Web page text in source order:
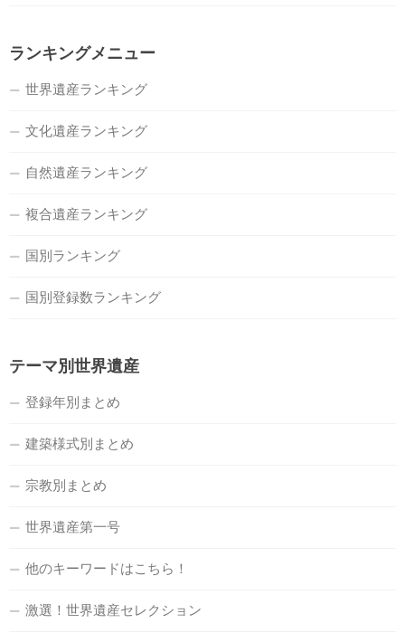
ランキングメニュー
世界遺産ランキング
文化遺産ランキング
自然遺産ランキング
複合遺産ランキング
国別ランキング
国別登録数ランキング
テーマ別世界遺産
登録年別まとめ
建築様式別まとめ
宗教別まとめ
世界遺産第一号
他のキーワードはこちら！
激選！世界遺産セレクション